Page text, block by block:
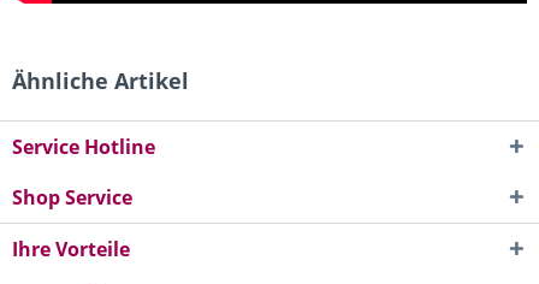
Ähnliche Artikel
Service Hotline
Shop Service
Ihre Vorteile